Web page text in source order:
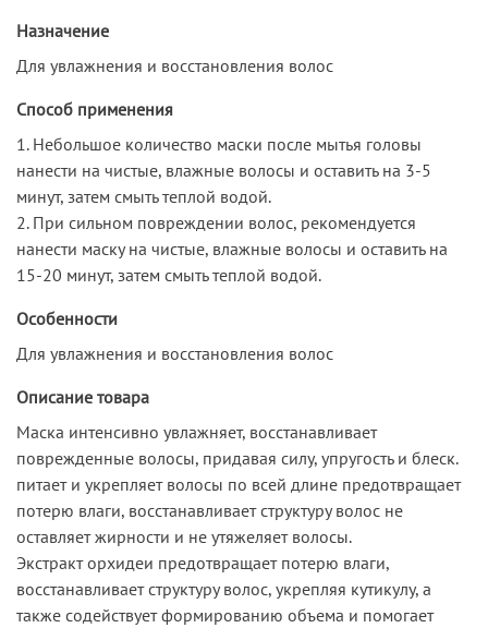
Назначение
Для увлажнения и восстановления волос
Способ применения
1. Небольшое количество маски после мытья головы
нанести на чистые, влажные волосы и оставить на 3-5
минут, затем смыть теплой водой.
2. При сильном повреждении волос, рекомендуется
нанести маску на чистые, влажные волосы и оставить на
15-20 минут, затем смыть теплой водой.
Особенности
Для увлажнения и восстановления волос
Описание товара
Маска интенсивно увлажняет, восстанавливает
поврежденные волосы, придавая силу, упругость и блеск.
питает и укрепляет волосы по всей длине предотвращает
потерю влаги, восстанавливает структуру волос не
оставляет жирности и не утяжеляет волосы.
Экстракт орхидеи предотвращает потерю влаги,
восстанавливает структуру волос, укрепляя кутикулу, а
также содействует формированию объема и помогает